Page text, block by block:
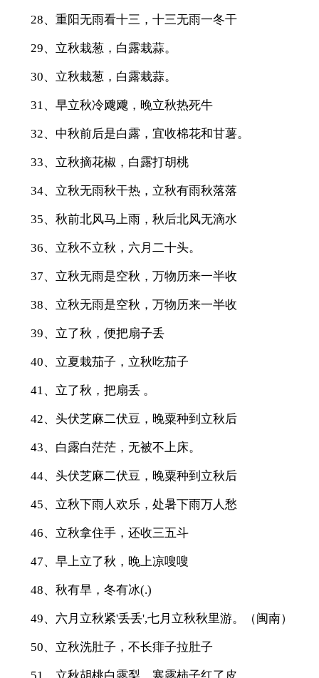
28、重阳无雨看十三，十三无雨一冬干
29、立秋栽葱，白露栽蒜。
30、立秋栽葱，白露栽蒜。
31、早立秋冷飕飕，晚立秋热死牛
32、中秋前后是白露，宜收棉花和甘薯。
33、立秋摘花椒，白露打胡桃
34、立秋无雨秋干热，立秋有雨秋落落
35、秋前北风马上雨，秋后北风无滴水
36、立秋不立秋，六月二十头。
37、立秋无雨是空秋，万物历来一半收
38、立秋无雨是空秋，万物历来一半收
39、立了秋，便把扇子丢
40、立夏栽茄子，立秋吃茄子
41、立了秋，把扇丢 。
42、头伏芝麻二伏豆，晚粟种到立秋后
43、白露白茫茫，无被不上床。
44、头伏芝麻二伏豆，晚粟种到立秋后
45、立秋下雨人欢乐，处暑下雨万人愁
46、立秋拿住手，还收三五斗
47、早上立了秋，晚上凉嗖嗖
48、秋有旱，冬有冰(.)
49、六月立秋紧'丢丢',七月立秋秋里游。（闽南）
50、立秋洗肚子，不长痱子拉肚子